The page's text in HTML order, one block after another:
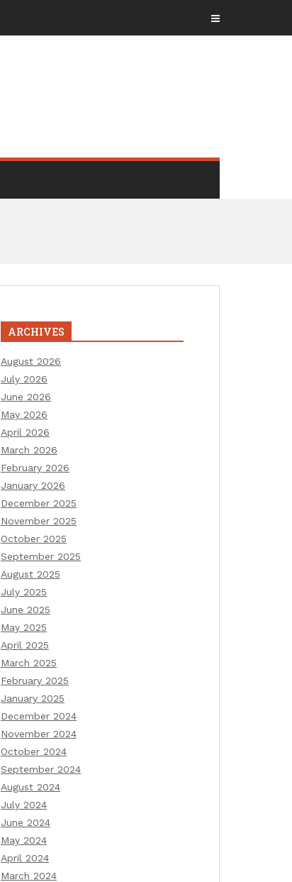
ARCHIVES
August 2026
July 2026
June 2026
May 2026
April 2026
March 2026
February 2026
January 2026
December 2025
November 2025
October 2025
September 2025
August 2025
July 2025
June 2025
May 2025
April 2025
March 2025
February 2025
January 2025
December 2024
November 2024
October 2024
September 2024
August 2024
July 2024
June 2024
May 2024
April 2024
March 2024